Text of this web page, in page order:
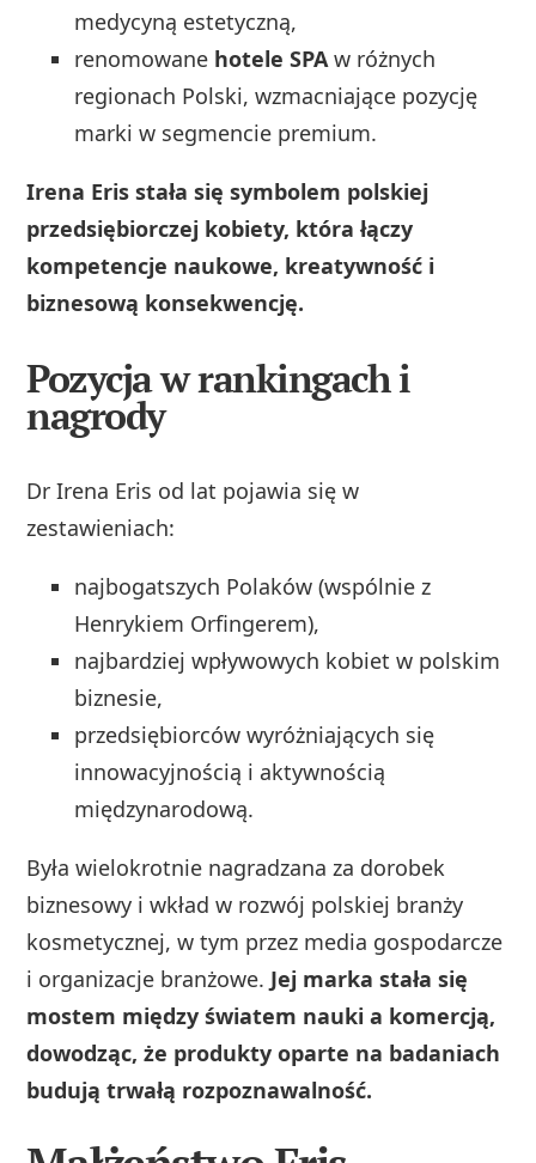
medycyną estetyczną,
renomowane hotele SPA w różnych
regionach Polski, wzmacniające pozycję
marki w segmencie premium.
Irena Eris stała się symbolem polskiej
przedsiębiorczej kobiety, która łączy
kompetencje naukowe, kreatywność i
biznesową konsekwencję.
Pozycja w rankingach i
nagrody
Dr Irena Eris od lat pojawia się w
zestawieniach:
najbogatszych Polaków (wspólnie z
Henrykiem Orfingerem),
najbardziej wpływowych kobiet w polskim
biznesie,
przedsiębiorców wyróżniających się
innowacyjnością i aktywnością
międzynarodową.
Była wielokrotnie nagradzana za dorobek
biznesowy i wkład w rozwój polskiej branży
kosmetycznej, w tym przez media gospodarcze
i organizacje branżowe. Jej marka stała się
mostem między światem nauki a komercją,
dowodząc, że produkty oparte na badaniach
budują trwałą rozpoznawalność.